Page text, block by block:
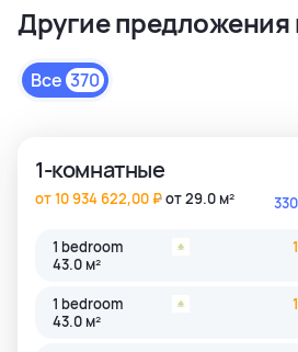
коммерческих объектах и жилой
высокого качества в сегментах
премиального и среднего класса.
застройки как престижные
Другие
Все 370
1-комнатные
от 29.0 м²
от 10 934 622,00 ₽
1 bedroom
43.0 м²
1 bedroom
43.0 м²